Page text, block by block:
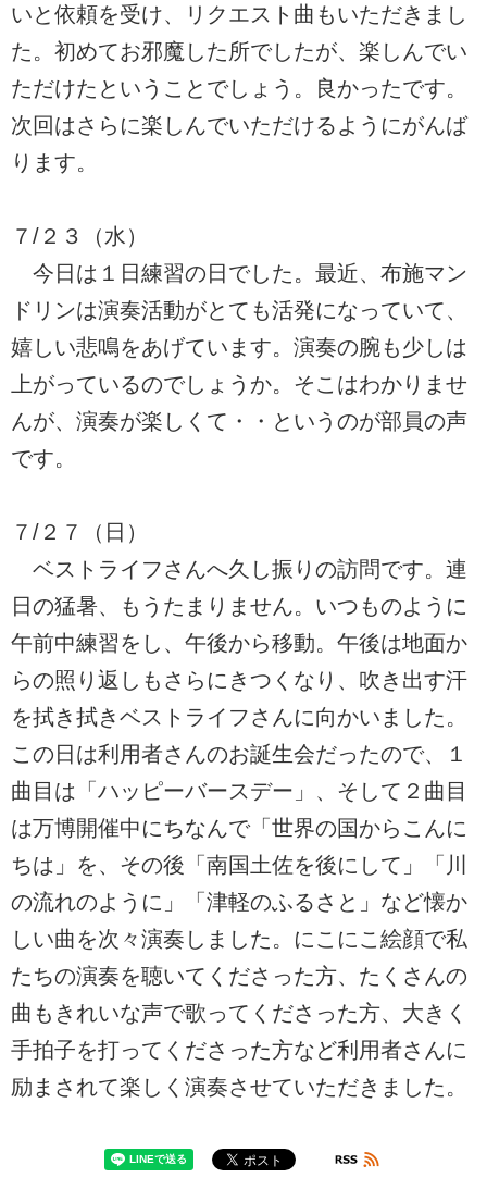
いと依頼を受け、リクエスト曲もいただきまし
た。初めてお邪魔した所でしたが、楽しんでい
ただけたということでしょう。良かったです。
次回はさらに楽しんでいただけるようにがんば
ります。
７/２３（水）
今日は１日練習の日でした。最近、布施マン
ドリンは演奏活動がとても活発になっていて、
嬉しい悲鳴をあげています。演奏の腕も少しは
上がっているのでしょうか。そこはわかりませ
んが、演奏が楽しくて・・というのが部員の声
です。
７/２７（日）
ベストライフさんへ久し振りの訪問です。連
日の猛暑、もうたまりません。いつものように
午前中練習をし、午後から移動。午後は地面か
らの照り返しもさらにきつくなり、吹き出す汗
を拭き拭きベストライフさんに向かいました。
この日は利用者さんのお誕生会だったので、１
曲目は「ハッピーバースデー」、そして２曲目
は万博開催中にちなんで「世界の国からこんに
ちは」を、その後「南国土佐を後にして」「川
の流れのように」「津軽のふるさと」など懐か
しい曲を次々演奏しました。にこにこ絵顔で私
たちの演奏を聴いてくださった方、たくさんの
曲もきれいな声で歌ってくださった方、大きく
手拍子を打ってくださった方など利用者さんに
励まされて楽しく演奏させていただきました。